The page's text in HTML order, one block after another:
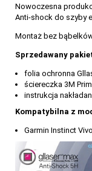
Nowoczesna
Anti-shock do szyby
Montaż bez
Sprzedawany
folia ochronna
ściereczka 3M
instrukcja
Kompatybilna z
Garmin Instinct